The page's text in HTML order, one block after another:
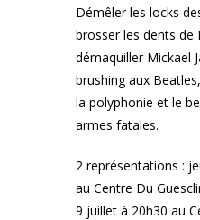
Démêler les locks
brosser les dents de
démaquiller Mickael
brushing aux
la polyphonie et le
armes fatales.
2 représentations :
au Centre Du
9 juillet à 20h30 au